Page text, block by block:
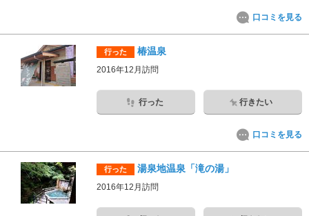
口コミを見る
行った 椿温泉
2016年12月訪問
行った 行きたい
口コミを見る
行った 湯泉地温泉「滝の湯」
2016年12月訪問